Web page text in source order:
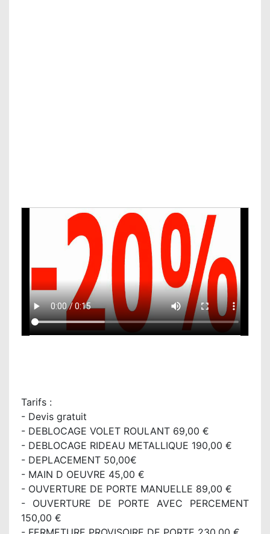
Tarifs :
- Devis gratuit
- DEBLOCAGE VOLET ROULANT 69,00 €
- DEBLOCAGE RIDEAU METALLIQUE 190,00 €
- DEPLACEMENT 50,00€
- MAIN D OEUVRE 45,00 €
- OUVERTURE DE PORTE MANUELLE 89,00 €
- OUVERTURE DE PORTE AVEC PERCEMENT
150,00 €